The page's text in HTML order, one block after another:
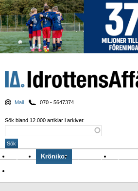
Mail 070 - 5647374
Sök bland 12.000 artiklar i arkivet:
Nyheter Krönikor Sport & spel